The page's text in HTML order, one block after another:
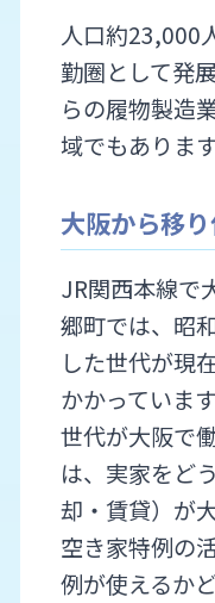
人口約23,000
勤圈として発
らの履物製造
域でもあります
大阪から移
JR関西本線で
郷町では、昭
した世代が現
かかっていま
世代が大阪で
は、実家をど
却・賃貸）が
空き家特例の
例が使えるか